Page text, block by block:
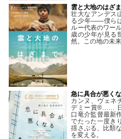
雲と大地のはざ
壮大なアンデス
る少年――僕ら
ルー代表のワー
歳の少年が見る
然。この地の未来
急に具合が悪く
カンヌ、ヴェネ
デミー賞®……
口竜介監督最新
でたった一度き
揺さぶる、比類
を変える。